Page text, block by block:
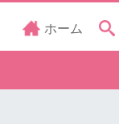
ホーム